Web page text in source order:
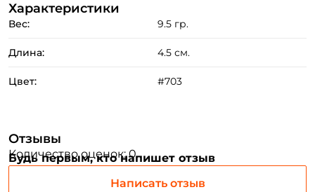
Характеристики
Вес: 9.5 гр.
Длина: 4.5 см.
Цвет: #703
Отзывы
Количество оценок: 0
Будь первым, кто напишет отзыв
Написать отзыв
Создать аккаунт
ФИО: *